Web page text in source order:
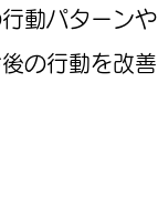
動パターンや
の行動を改善